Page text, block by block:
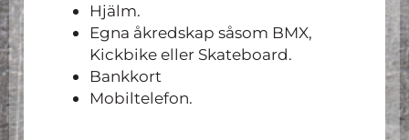
Hjälm.
Egna åkredskap såsom BMX,
Kickbike eller Skateboard.
Bankkort
Mobiltelefon.